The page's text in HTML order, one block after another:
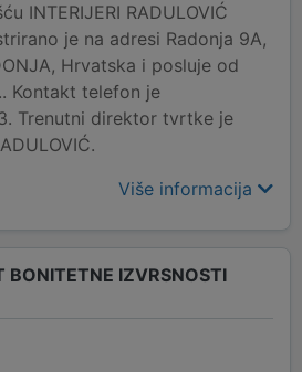
INTERIJERI RADULOVIĆ
je na adresi Radonja 9A,
Hrvatska i posluje od
Kontakt telefon je
Trenutni direktor tvrtke je
Više informacija
BONITETNE IZVRSNOSTI